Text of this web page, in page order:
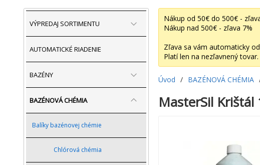
VÝPREDAJ SORTIMENTU
AUTOMATICKÉ RIADENIE
BAZÉNY
BAZÉNOVÁ CHÉMIA
Balíky bazénovej chémie
Chlórová chémia
Nákup od 50€ do 500€ -
Nákup nad 500€ - zľava 7%
Zľava sa vám automaticky
Platí len na nezľavnený tovar.
Úvod / BAZÉNOVÁ CHÉMIA
MasterSil Krištál